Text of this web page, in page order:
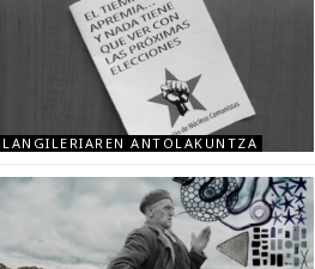
LANGILERIAREN ANTOLAKUNTZA